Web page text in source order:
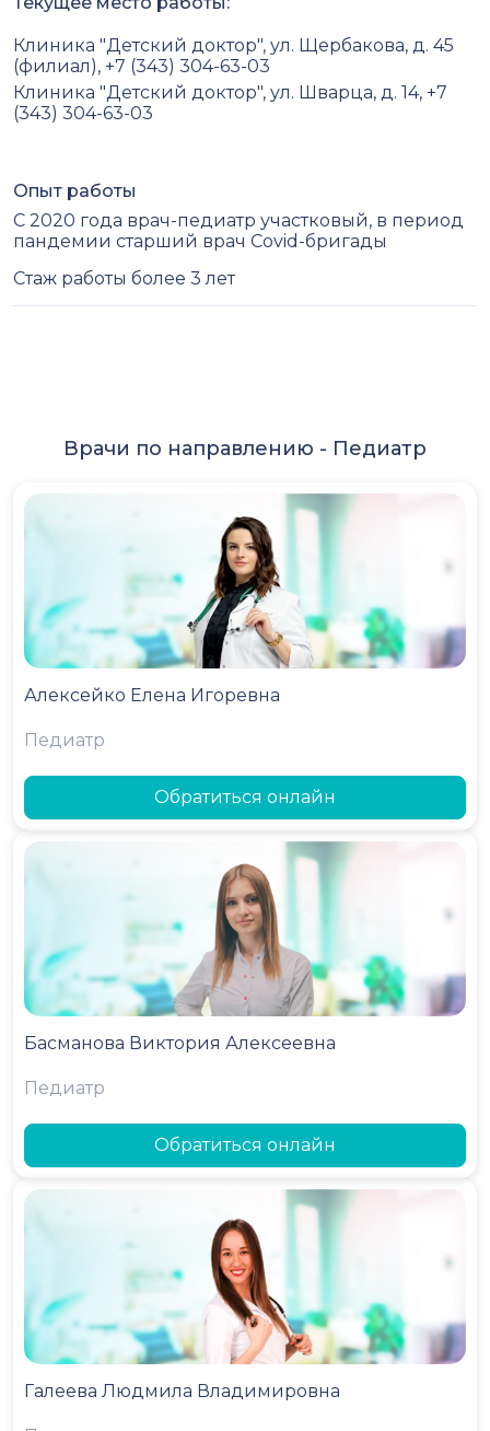
Клиника "Детский доктор", ул. Щербакова, д. 45
(филиал), +7 (343) 304-63-03
Клиника "Детский доктор", ул. Шварца, д. 14, +7
(343) 304-63-03
Опыт работы
С 2020 года врач-педиатр участковый, в период
пандемии старший врач Covid-бригады
Стаж работы более 3 лет
Врачи по направлению - Педиатр
Алексейко Елена Игоревна
Педиатр
Обратиться онлайн
Басманова Виктория Алексеевна
Педиатр
Обратиться онлайн
Галеева Людмила Владимировна